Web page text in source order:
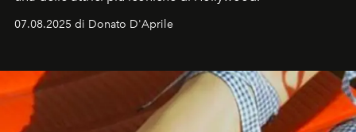
07.08.2025 di Donato D'Aprile